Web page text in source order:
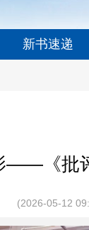
新书速递
——《批
(2026-05-12